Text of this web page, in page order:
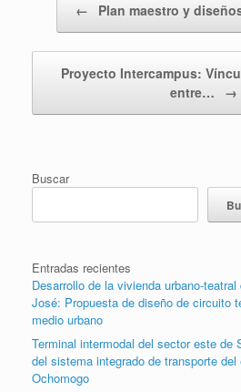
← Plan maestro y
Proyecto Intercampus:
entre…
→
Buscar
Entradas recientes
Desarrollo de la vivienda urbano-
José: Propuesta de diseño de circuito
medio urbano
Terminal intermodal del sector este de
del sistema integrado de transporte
Ochomogo